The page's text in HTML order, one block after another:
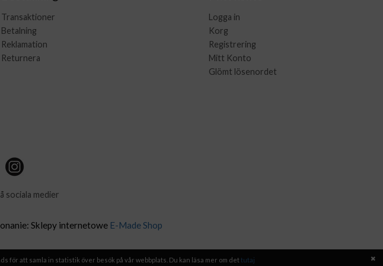
Transaktioner
Betalning
Reklamation
Returnera
Logga in
Korg
Registrering
Mitt Konto
Glömt lösenordet
sociala medier
Sklepy internetowe E-Made Shop
att samla in statistik över besök på vår webbplats. Du kan läsa mer om dettutaj